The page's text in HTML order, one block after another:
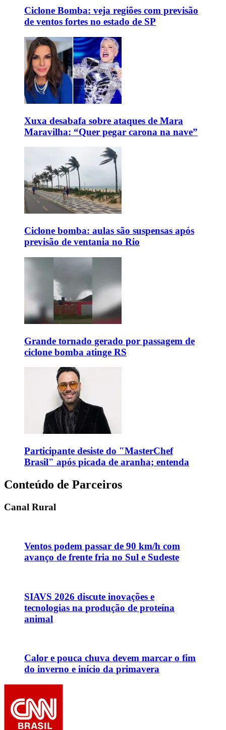
Ciclone Bomba: veja regiões com previsão
de ventos fortes no estado de SP
Xuxa desabafa sobre ataques de Mara
Maravilha: “Quer pegar carona na nave”
Ciclone bomba: aulas são suspensas após
previsão de ventania no Rio
Grande tornado gerado por passagem de
ciclone bomba atinge RS
Participante desiste do "MasterChef
Brasil" após picada de aranha; entenda
Conteúdo de Parceiros
Canal Rural
Ventos podem passar de 90 km/h com
avanço de frente fria no Sul e Sudeste
SIAVS 2026 discute inovações e
tecnologias na produção de proteína
animal
Calor e pouca chuva devem marcar o fim
do inverno e início da primavera